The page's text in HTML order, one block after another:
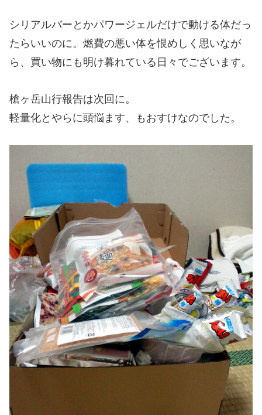
シリアルバーとかパワージェルだけで動ける体だっ
たらいいのに。燃費の悪い体を恨めしく思いなが
ら、買い物にも明け暮れている日々でございます。
槍ヶ岳山行報告は次回に。
軽量化とやらに頭悩ます、もおすけなのでした。